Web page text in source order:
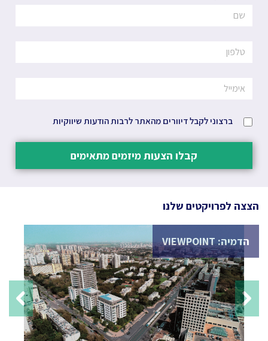
ברצוני לקבל דיוורים מהאתר לרבות הודעות שיווקיות
קבלו הצעות מיזמים מתאימים
הצצה לפרויקטים שלנו
הדמיה: VIEWPOINT
Next